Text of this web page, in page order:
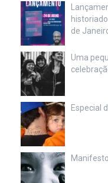
de
Uma
Especial